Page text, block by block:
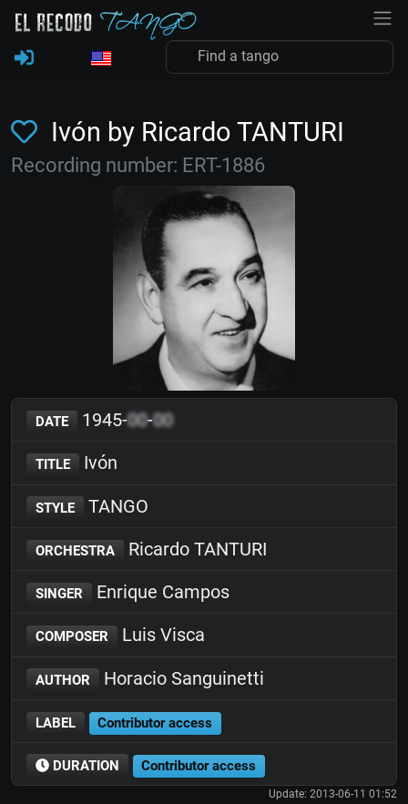
Ivón by Ricardo TANTURI
Recording number: ERT-1886
DATE 1945-00-00
TITLE Ivón
STYLE TANGO
ORCHESTRA Ricardo TANTURI
SINGER Enrique Campos
COMPOSER Luis Visca
AUTHOR Horacio Sanguinetti
LABEL Contributor access
DURATION Contributor access
Update: 2013-06-11 01:52